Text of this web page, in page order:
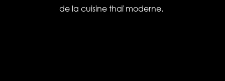
de la cuisine thaï moderne.